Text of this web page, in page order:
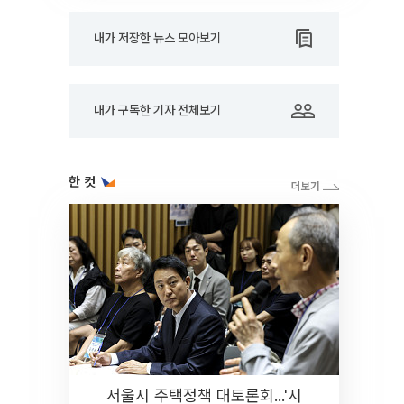
내가 저장한 뉴스 모아보기
내가 구독한 기자 전체보기
한 컷
서울시 주택정책 대토론회...'시